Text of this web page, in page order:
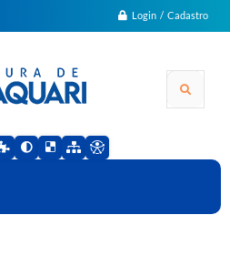
Login / Cadastro